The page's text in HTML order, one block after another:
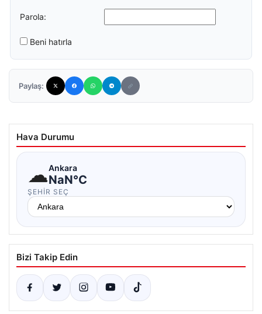
Parola:
Beni hatırla
Paylaş:
Hava Durumu
☁Ankara
NaN°C
ŞEHIR SEÇ
Bizi Takip Edin